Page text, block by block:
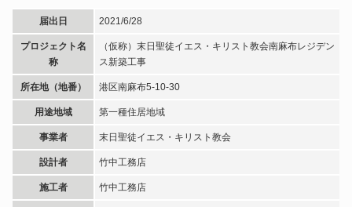
届出日 2021/6/28
プロジェクト名
称
（仮称）末日聖徒イエス・キリスト教会南麻布レジデン
ス新築工事
所在地（地番） 港区南麻布5-10-30
用途地域 第一種住居地域
事業者 末日聖徒イエス・キリスト教会
設計者 竹中工務店
施工者 竹中工務店